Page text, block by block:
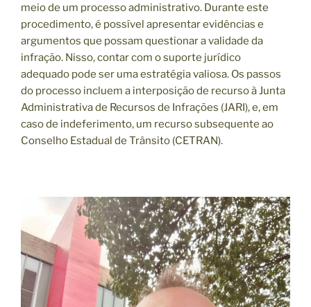
meio de um processo administrativo. Durante este
procedimento, é possível apresentar evidências e
argumentos que possam questionar a validade da
infração. Nisso, contar com o suporte jurídico
adequado pode ser uma estratégia valiosa. Os passos
do processo incluem a interposição de recurso à Junta
Administrativa de Recursos de Infrações (JARI), e, em
caso de indeferimento, um recurso subsequente ao
Conselho Estadual de Trânsito (CETRAN).